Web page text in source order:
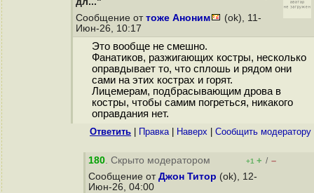
Сообщение от тоже Аноним
(ok), 11-
Июн-26, 10:17
Это вообще не смешно.
Фанатиков, разжигающих костры, несколько
оправдывает то, что сплошь и рядом они
сами на этих кострах и горят.
Лицемерам, подбрасывающим дрова в
костры, чтобы самим погреться, никакого
оправдания нет.
Ответить Правка| Наверх Cообщить модератору
180. Скрыто модератором +1 + / –
Сообщение от Джон Титор (ok), 12-
Июн-26, 04:00